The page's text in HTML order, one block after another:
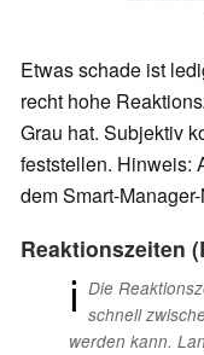
Etwas schade ist
recht hohe
Grau hat. Subjektiv
feststellen. Hinweis:
dem Smart-
Reaktionszeiten
ℹ Die
schnell
werden kann.